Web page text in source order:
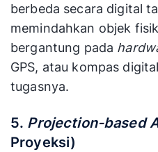
berbeda secara digital
memindahkan objek
bergantung pada
GPS, atau kompas
tugasnya.
5. Projection-based
Proyeksi)